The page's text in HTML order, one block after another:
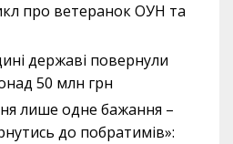
про ветеранок ОУН та
державі повернули
50 млн грн
лише одне бажання –
до побратимів»: